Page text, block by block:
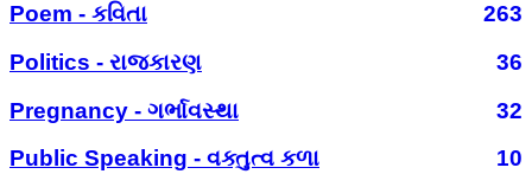
Poem - કવિતા
263
Politics - રાજકારણ
36
Pregnancy - ગર્ભાવસ્થા
32
Public Speaking - વક્તુત્વ કળા
10